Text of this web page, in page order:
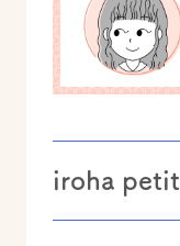
iroha petit